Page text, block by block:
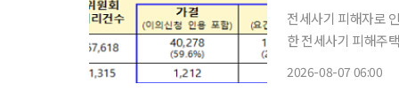
전세사기 피해자로
한 전세사기 피해주택도 1만 가구를 돌
2026-08-07 06:00